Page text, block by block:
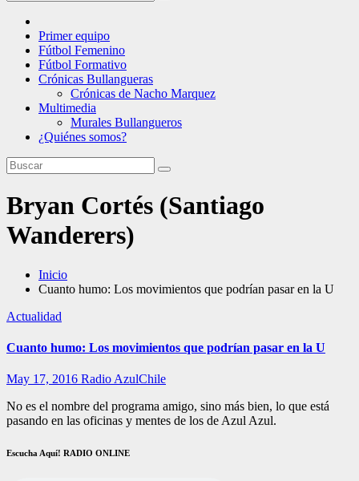
Primer equipo
Fútbol Femenino
Fútbol Formativo
Crónicas Bullangueras
Crónicas de Nacho Marquez
Multimedia
Murales Bullangueros
¿Quiénes somos?
Bryan Cortés (Santiago
Wanderers)
Inicio
Cuanto humo: Los movimientos que podrían pasar en la U
Actualidad
Cuanto humo: Los movimientos que podrían pasar en la U
May 17, 2016 Radio AzulChile
No es el nombre del programa amigo, sino más bien, lo que está
pasando en las oficinas y mentes de los de Azul Azul.
Escucha Aquí! RADIO ONLINE